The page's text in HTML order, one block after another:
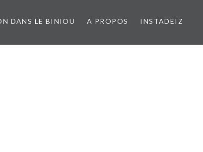
DANS LE BINIOU A PROPOS INSTADEIZ